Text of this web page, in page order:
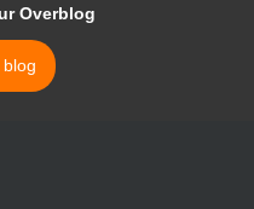
Overblog